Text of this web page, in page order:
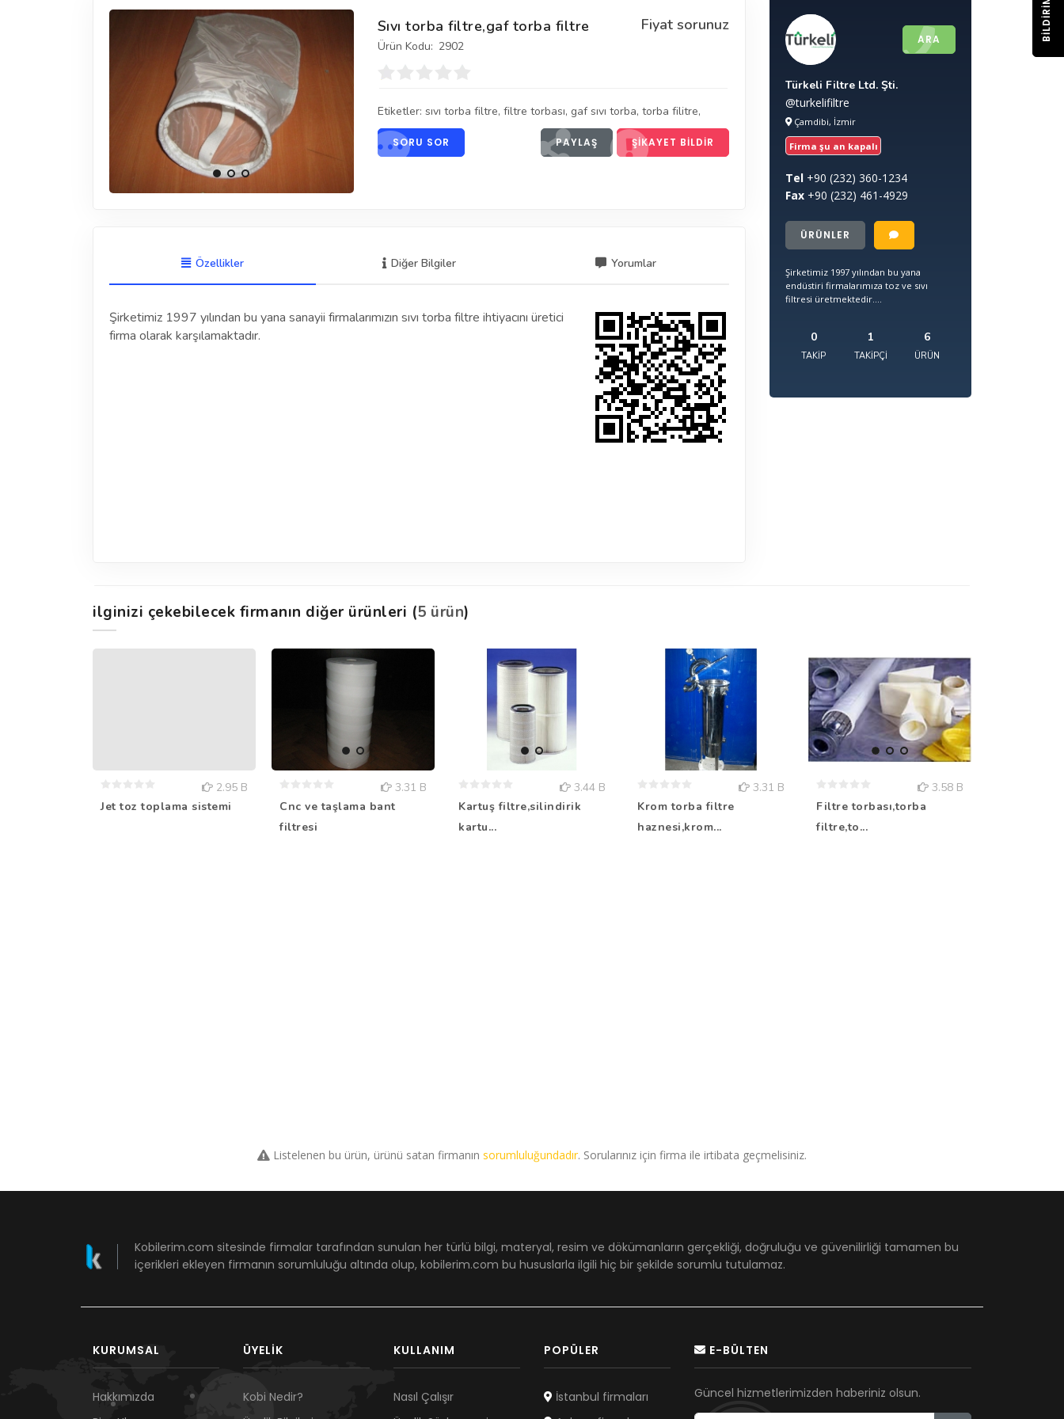
Fiyat sorunuz
Sıvı torba filtre,gaf torba filtre
Ürün Kodu: 2902
Etiketler: sıvı torba filtre, filtre torbası, gaf sıvı torba, torba filitre,
SORU SOR PAYLAŞ ŞIKAYET BILDIR
Özellikler Diğer Bilgiler Yorumlar
Şirketimiz 1997 yılından bu yana sanayii firmalarımızın sıvı torba filtre ihtiyacını üretici
firma olarak karşılamaktadır.
ARA
Türkeli Filtre Ltd. Şti.
@turkelifiltre
Çamdibi, İzmir
Firma şu an kapalı
Tel +90 (232) 360-1234
Fax +90 (232) 461-4929
ÜRÜNLER
Şirketimiz 1997 yılından bu yana
endüstiri firmalarımıza toz ve sıvı
filtresi üretmektedir....
0
TAKIP
1
TAKIPÇI
6
ÜRÜN
ilginizi çekebilecek firmanın diğer ürünleri (5 ürün)
2.95 B
Jet toz toplama sistemi
3.31 B
Cnc ve taşlama bant
filtresi
3.44 B
Kartuş filtre,silindirik
kartu...
3.31 B
Krom torba filtre
haznesi,krom...
3.58 B
Filtre torbası,torba
filtre,to...
Listelenen bu ürün, ürünü satan firmanın sorumluluğundadır. Sorularınız için firma ile irtibata geçmelisiniz.
Kobilerim.com sitesinde firmalar tarafından sunulan her türlü bilgi, materyal, resim ve dökümanların gerçekliği, doğruluğu ve güvenilirliği tamamen bu
içerikleri ekleyen firmanın sorumluluğu altında olup, kobilerim.com bu hususlarla ilgili hiç bir şekilde sorumlu tutulamaz.
KURUMSAL
Hakkımızda
ÜYELIK
Kobi Nedir?
KULLANIM
Nasıl Çalışır
POPÜLER
İstanbul firmaları
E-BÜLTEN
Güncel hizmetlerimizden haberiniz olsun.
BILDIRIM